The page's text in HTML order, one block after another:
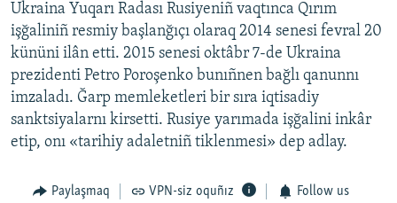
Ukraina Yuqarı Radası Rusiyeniñ vaqtınca Qırım
işğaliniñ resmiy başlanğıçı olaraq 2014 senesi fevral 20
kününi ilân etti. 2015 senesi oktâbr 7-de Ukraina
prezidenti Petro Poroşenko bunıñnen bağlı qanunnı
imzaladı. Ğarp memleketleri bir sıra iqtisadiy
sanktsiyalarnı kirsetti. Rusiye yarımada işğalini inkâr
etip, onı «tarihiy adaletniñ tiklenmesi» dep adlay.
Paylaşmaq VPN-siz oquñız Follow us